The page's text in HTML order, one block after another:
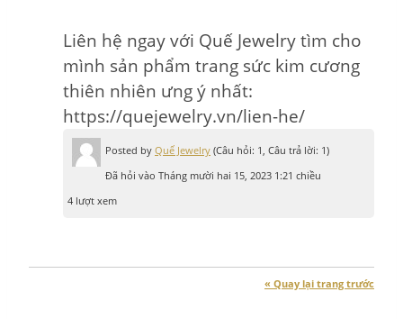
Liên hệ ngay với Quế Jewelry tìm cho
mình sản phẩm trang sức kim cương
thiên nhiên ưng ý nhất:
https://quejewelry.vn/lien-he/
Posted by Quế Jewelry (Câu hỏi: 1, Câu trả lời: 1)
Đã hỏi vào Tháng mười hai 15, 2023 1:21 chiều
4 lượt xem
« Quay lại trang trước